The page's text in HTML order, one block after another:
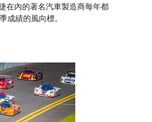
在內的著名汽車製造商每年都
成績的風向標。